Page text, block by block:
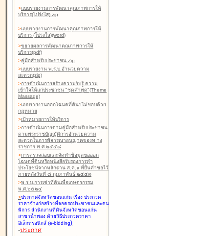
>แบบรายงานการพัฒนาคุณภาพการให้
บริการ(โปร่งใส).zip
>แบบรายงานการพัฒนาคุณภาพการให้
บริการ (โปร่งใส)(word)
>ขยายผลการพัฒนาคุณภาพการให้
บริการ(pdf)
>คู่มือสำหรับประชาชน Zip
>แบบรายงาน พ.ร.บ.อำนวยความ
สะดวก(zip)
>การดำเนินการสร้างความรับรู้ ความ
เข้าใจให้แก่ประชาชน "ชุดคำพูด"(Theme
Massage)
>แบบรายงานออกโฉนดที่ดินฯไม่ชอบด้วย
กฎหมาย
>เป้าหมายการให้บริการ
>การดำเนินการตามคู่มือสำหรับประชาชน
ตามพระราชบัญญัติการอำนวยความ
สะดวกในการพิจารณาอนุญาตของท าง
ราชการ พ.ศ.๒๕๕๘
>การตรวจสอบและจัดทำข้อมูลขอออก
โฉนดที่ดินหรือหนังสือรับรองการทำ
ประโยชน์จากหลักฐาน ส.ค.๑ ที่ยื่นคำขอไว้
ภายหลังวันที่ ๘ กุมภาพันธ์ ๒๕๕๓
>พ.ร.บ.การเช่าที่ดินเพื่อเกษตรกรรม
พ.ศ.๒๕๒๔
>ประกาศจังหวัดขอนแก่น เรื่อง ประกวด
ราคาจ้างก่อสร้างที่จอดรถประชาชนและคน
พิการ สำนักงานที่ดินจังหวัดขอนแก่น
สาขาน้ำพอง ด้วยวิธีประกวดราคา
อิเล็กทรอนิกส์ (e-bidding)
-ประกาศ